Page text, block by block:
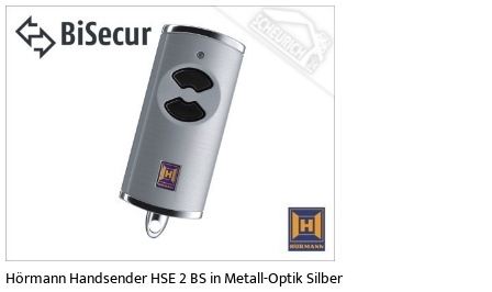
Hörmann Handsender HSE 2 BS in Metall-Optik Silber